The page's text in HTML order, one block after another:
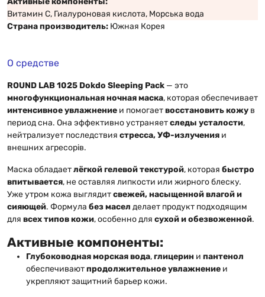
Витамин С, Гиалуроновая кислота, Морська вода
Страна производитель: Южная Корея
О средстве
ROUND LAB 1025 Dokdo Sleeping Pack — это
многофункциональная ночная маска, которая обеспечивает
интенсивное увлажнение и помогаетвосстановить кожу в
период сна. Она эффективно устраняетследы усталости,
нейтрализует последствия стресса, УФ-излучения и
внешних агресорів.
Маска обладаетлёгкой гелевой текстурой, которая быстро
впитывается, не оставляя липкости или жирного блеску.
Уже утром кожа выглядитсвежей, насыщенной влагой и
сияющей. Формула без масел делает продукт подходящим
для всех типов кожи, особенно для сухой и обезвоженной.
Активные компоненты:
Глубоководная морская вода,глицерин и пантенол
обеспечиваютпродолжительное увлажнение и
укрепляют защитний барьер кожи.